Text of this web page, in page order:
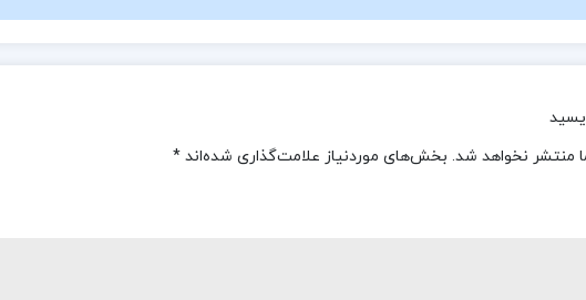
منتشر نخواهد شد. بخش‌های موردنیاز علامت‌گذاری شده‌اند *